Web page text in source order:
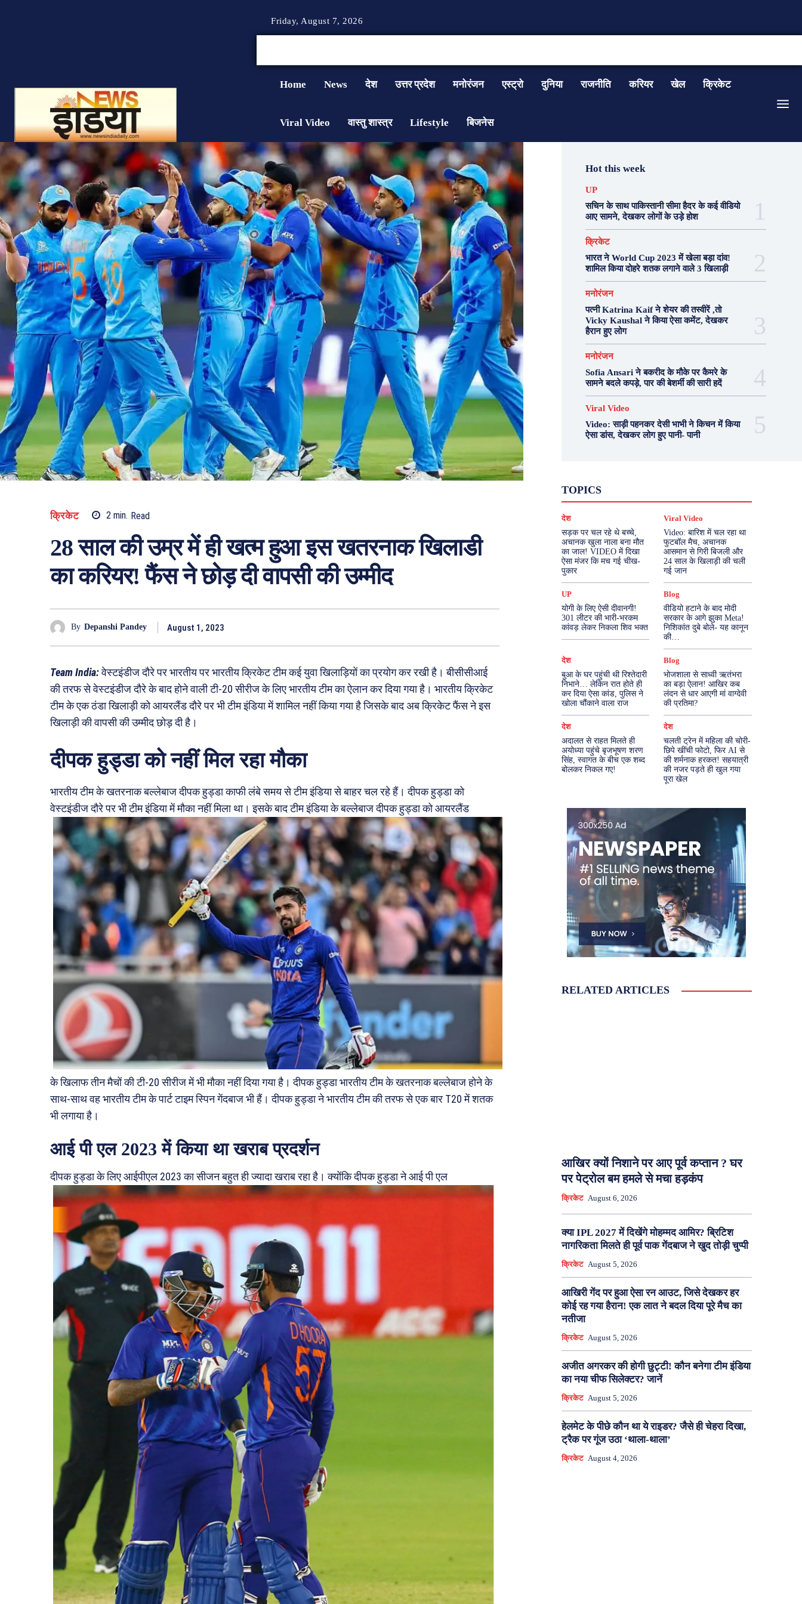
Friday, August 7, 2026
Home News देश उत्तर प्रदेश मनोरंजन एस्ट्रो दुनिया राजनीति करियर खेल क्रिकेट
Viral Video वास्तु शास्त्र Lifestyle बिजनेस
क्रिकेट 2min. Read
28 साल की उम्र में ही खत्म हुआ इस खतरनाक खिलाडी
का करियर! फैंस ने छोड़ दी वापसी की उम्मीद
By Depanshi Pandey August 1, 2023
Team India:वेस्टइंडीज दौरे पर भारतीय पर भारतीय क्रिकेट टीम कई युवा खिलाड़ियों का प्रयोग कर रखी है। बीसीसीआई
की तरफ से वेस्टइंडीज दौरे के बाद होने वाली टी-20 सीरीज के लिए भारतीय टीम का ऐलान कर दिया गया है। भारतीय क्रिकेट
टीम के एक ठंडा खिलाड़ी को आयरलैंड दौरे पर भी टीम इंडिया में शामिल नहीं किया गया है जिसके बाद अब क्रिकेट फैंस ने इस
खिलाड़ी की वापसी की उम्मीद छोड़ दी है।
दीपक हुड्डा को नहीं मिल रहा मौका
भारतीय टीम के खतरनाक बल्लेबाज दीपक हुड्डा काफी लंबे समय से टीम इंडिया से बाहर चल रहे हैं। दीपक हुड्डा को
वेस्टइंडीज दौरे पर भी टीम इंडिया में मौका नहीं मिला था। इसके बाद टीम इंडिया के बल्लेबाज दीपक हुड्डा को आयरलैंड
के खिलाफ तीन मैचों की टी-20 सीरीज में भी मौका नहीं दिया गया है। दीपक हुड्डा भारतीय टीम के खतरनाक बल्लेबाज होने के
साथ-साथ वह भारतीय टीम के पार्ट टाइम स्पिन गेंदबाज भी हैं। दीपक हुड्डा ने भारतीय टीम की तरफ से एक बार T20 में शतक
भी लगाया है।
आई पी एल 2023 में किया था खराब प्रदर्शन
दीपक हुड्डा के लिए आईपीएल 2023 का सीजन बहुत ही ज्यादा खराब रहा है। क्योंकि दीपक हुड्डा ने आई पी एल
Hot this week
UP
सचिन के साथ पाकिस्तानी सीमा हैदर के कई वीडियो
आए सामने, देखकर लोगों के उड़े होश
क्रिकेट
भारत ने World Cup 2023 में खेला बड़ा दांव!
शामिल किया दोहरे शतक लगाने वाले 3 खिलाड़ी
मनोरंजन
पत्नी Katrina Kaif ने शेयर की तस्वीरें ,तो
Vicky Kaushal ने किया ऐसा कमेंट, देखकर
हैरान हुए लोग
मनोरंजन
Sofia Ansari ने बकरीद के मौके पर कैमरे के
सामने बदले कपड़े, पार की बेशर्मी की सारी हदें
Viral Video
Video: साड़ी पहनकर देसी भाभी ने किचन में किया
ऐसा डांस, देखकर लोग हुए पानी- पानी
TOPICS
दुनिया
मनोरंजन
राजनीति वास्तु शास्त्र
More
देश
सड़क पर चल रहे थे बच्चे,
अचानक खुला नाला बना मौत
का जाल! VIDEO में दिखा
ऐसा मंजर कि मच गई चीख-
पुकार
Viral Video
Video: बारिश में चल रहा था
फुटबॉल मैच, अचानक
आसमान से गिरी बिजली और
24 साल के खिलाड़ी की चली
गई जान
UP
योगी के लिए ऐसी दीवानगी!
301 लीटर की भारी-भरकम
कांवड़ लेकर निकला शिव भक्त
Blog
वीडियो हटाने के बाद मोदी
सरकार के आगे झुका Meta!
निशिकांत दुबे बोले- यह कानून
की…
देश
बुआ के घर पहुंची थी रिश्तेदारी
निभाने… लेकिन रात होते ही
कर दिया ऐसा कांड, पुलिस ने
खोला चौंकाने वाला राज
Blog
भोजशाला से साध्वी ऋतंभरा
का बड़ा ऐलान! आखिर कब
लंदन से धार आएगी मां वाग्देवी
की प्रतिमा?
देश
अदालत से राहत मिलते ही
अयोध्या पहुंचे बृजभूषण शरण
सिंह, स्वागत के बीच एक शब्द
बोलकर निकल गए!
देश
चलती ट्रेन में महिला की चोरी-
छिपे खींची फोटो, फिर AI से
की शर्मनाक हरकत! सहयात्री
की नजर पड़ते ही खुल गया
पूरा खेल
RELATED ARTICLES
आखिर क्यों निशाने पर आए पूर्व कप्तान ? घर
पर पेट्रोल बम हमले से मचा हड़कंप
क्रिकेट August 6, 2026
क्या IPL 2027 में दिखेंगे मोहम्मद आमिर? ब्रिटिश
नागरिकता मिलते ही पूर्व पाक गेंदबाज ने खुद तोड़ी चुप्पी
क्रिकेट August 5, 2026
आखिरी गेंद पर हुआ ऐसा रन आउट, जिसे देखकर हर
कोई रह गया हैरान! एक लात ने बदल दिया पूरे मैच का
नतीजा
क्रिकेट August 5, 2026
अजीत अगरकर की होगी छुट्टी! कौन बनेगा टीम इंडिया
का नया चीफ सिलेक्टर? जानें
क्रिकेट August 5, 2026
हेलमेट के पीछे कौन था ये राइडर? जैसे ही चेहरा दिखा,
ट्रैक पर गूंज उठा ‘थाला-थाला’
क्रिकेट August 4, 2026